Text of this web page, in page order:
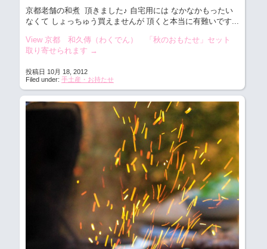
京都老舗の和煮 頂きました♪ 自宅用には なかなかもったい
なくて しょっちゅう買えませんが 頂くと本当に有難いです...
View 京都 和久傳（わくでん） 「秋のおもたせ」セット
取り寄せられます →
投稿日 10月 18, 2012
Filed under: 手土産・お持たせ